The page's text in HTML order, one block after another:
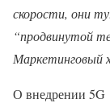
скорости, они
“продвинутой
Маркетинговый
О внедрении 5G